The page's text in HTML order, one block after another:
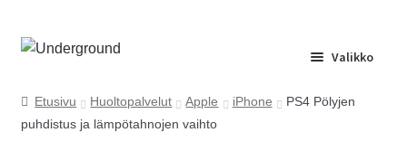
Siirry
Siirry
Valikko
Etusivu
Etusivu Huoltopalvelut Apple iPhone
PS4 Pölyjen
puhdistus ja lämpötahnojen vaihto